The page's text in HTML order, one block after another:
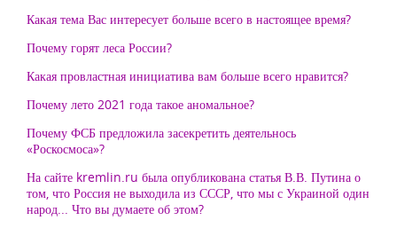
Какая тема Вас интересует больше всего в настоящее время?
Почему горят леса России?
Какая провластная инициатива вам больше всего нравится?
Почему лето 2021 года такое аномальное?
Почему ФСБ предложила засекретить деятельнось
«Роскосмоса»?
На сайте kremlin.ru была опубликована статья В.В. Путина о
том, что Россия не выходила из СССР, что мы с Украиной один
народ... Что вы думаете об этом?